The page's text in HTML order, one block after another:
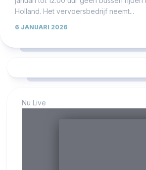
Holland. Het vervoersbedrijf neemt...
6 JANUARI 2026
Nu Live